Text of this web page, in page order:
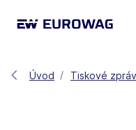
Úvod Tiskové